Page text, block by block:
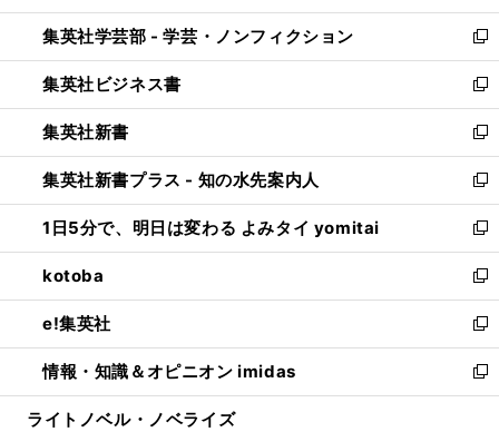
開
く
ウ
で
開
く
ン
ド
ウ
で
開
く
ウ
ィ
ン
ド
ウ
で
開
く
集英社学芸部 - 学芸・ノンフィクション
新
し
い
ウ
ィ
ン
ド
ウ
で
開
く
集英社ビジネス書
新
し
い
ウ
ィ
ン
ド
ウ
で
開
く
集英社新書
新
し
い
ウ
ィ
ン
ド
ウ
で
開
く
集英社新書プラス - 知の水先案内人
新
し
い
ウ
ィ
ン
ド
ウ
で
開
1日5分で、明日は変わる よみタイ yomitai
新
し
い
ウ
ィ
ン
ド
ウ
kotoba
新
し
い
ウ
ィ
ン
e!集英社
新
し
い
ウ
情報・知識＆オピニオン imidas
新
し
ライトノベル・ノベライズ